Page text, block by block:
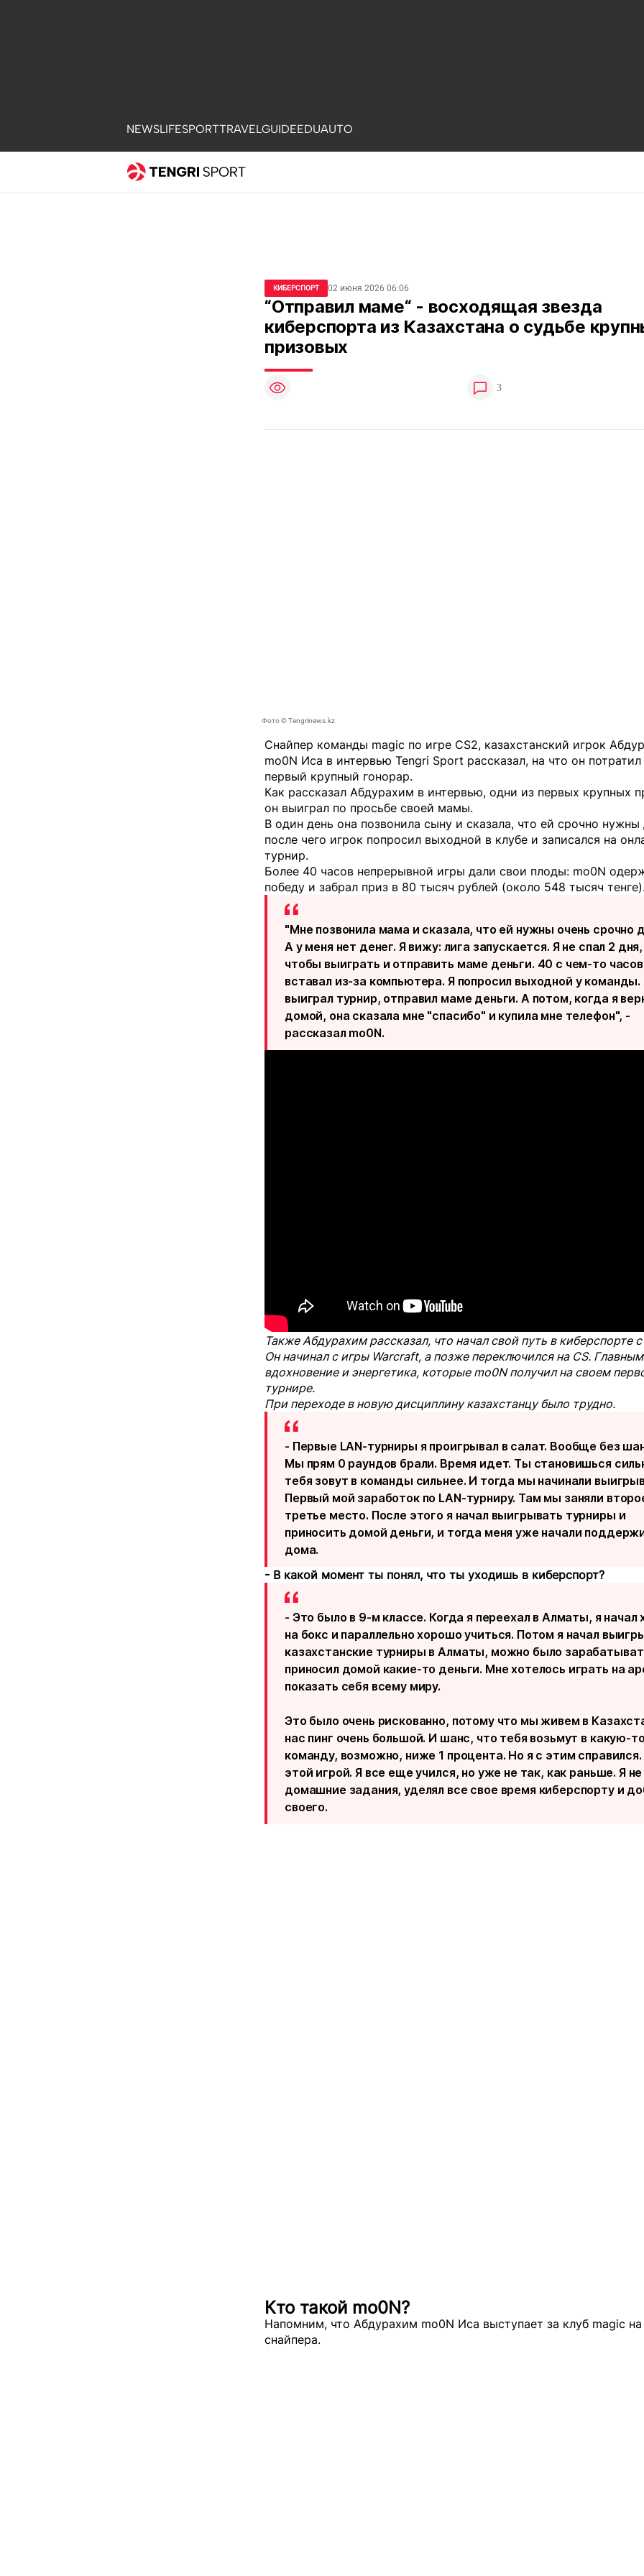
NEWSLIFESPORTTRAVELGUIDEEDUAUTO
КИБЕРСПОРТ 02 июня 2026 06:06
“Отправил маме“ - восходящая звезда
киберспорта из Казахстана о судьбе
призовых
3
Фото © Tengrinews.kz
Снайпер команды magic по игре CS2, казахстанский игрок
mo0N Иса в интервью Tengri Sport рассказал, на что он
первый крупный гонорар.
Как рассказал Абдурахим в интервью, одни из первых крупных
он выиграл по просьбе своей мамы.
В один день она позвонила сыну и сказала, что ей срочно нужны
после чего игрок попросил выходной в клубе и записался на
турнир.
Более 40 часов непрерывной игры дали свои плоды: mo0N
победу и забрал приз в 80 тысяч рублей (около 548 тысяч
"Мне позвонила мама и сказала, что ей нужны очень срочно
А у меня нет денег. Я вижу: лига запускается. Я не спал 2
чтобы выиграть и отправить маме деньги. 40 с чем-то часов
вставал из-за компьютера. Я попросил выходной у команды.
выиграл турнир, отправил маме деньги. А потом, когда я
домой, она сказала мне "спасибо" и купила мне телефон", -
рассказал mo0N.
Также Абдурахим рассказал, что начал свой путь в киберспорте с
Он начинал с игры Warcraft, а позже переключился на CS.
вдохновение и энергетика, которые mo0N получил на своем
турнире.
При переходе в новую дисциплину казахстанцу было трудно.
- Первые LAN-турниры я проигрывал в салат. Вообще без
Мы прям 0 раундов брали. Время идет. Ты становишься
тебя зовут в команды сильнее. И тогда мы начинали
Первый мой заработок по LAN-турниру. Там мы заняли
третье место. После этого я начал выигрывать турниры и
приносить домой деньги, и тогда меня уже начали
дома.
- В какой момент ты понял, что ты уходишь в киберспорт?
- Это было в 9-м классе. Когда я переехал в Алматы, я начал
на бокс и параллельно хорошо учиться. Потом я начал
казахстанские турниры в Алматы, можно было
приносил домой какие-то деньги. Мне хотелось играть на
показать себя всему миру.
Это было очень рискованно, потому что мы живем в
нас пинг очень большой. И шанс, что тебя возьмут в какую-
команду, возможно, ниже 1 процента. Но я с этим
этой игрой. Я все еще учился, но уже не так, как раньше. Я
домашние задания, уделял все свое время киберспорту и
своего.
Кто такой mo0N?
Напомним, что Абдурахим mo0N Иса выступает за клуб magic
снайпера.